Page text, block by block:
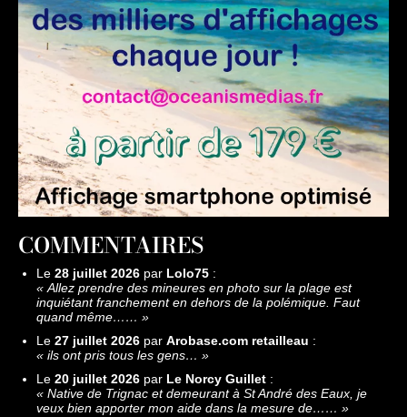
COMMENTAIRES
Le 28 juillet 2026 par Lolo75 :
«Allez prendre des mineures en photo sur la plage est
inquiétant franchement en dehors de la polémique. Faut
quand même…… »
Le 27 juillet 2026 par Arobase.com retailleau :
« ils ont pris tous les gens… »
Le 20 juillet 2026 par Le Norcy Guillet :
« Native de Trignac et demeurant à St André des Eaux, je
veux bien apporter mon aide dans la mesure de…… »